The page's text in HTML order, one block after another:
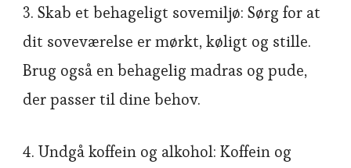
3. Skab et behageligt sovemiljø: Sørg for at
dit soveværelse er mørkt, køligt og stille.
Brug også en behagelig madras og pude,
der passer til dine behov.
4. Undgå koffein og alkohol: Koffein og